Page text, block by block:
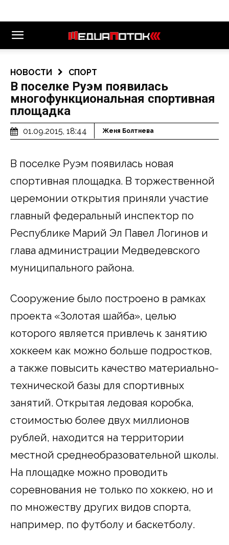
НОВОСТИ СПОРТ
В поселке Руэм появилась
многофункциональная спортивная
площадка
01.09.2015, 18:44 Женя Болтнева
В поселке Руэм появилась новая
спортивная площадка. В торжественной
церемонии открытия приняли участие
главный федеральный инспектор по
Республике Марий Эл Павел Логинов и
глава администрации Медведевского
муниципального района.
Сооружение было построено в рамках
проекта «Золотая шайба», целью
которого является привлечь к занятию
хоккеем как можно больше подростков,
а также повысить качество материально-
технической базы для спортивных
занятий. Открытая ледовая коробка,
стоимостью более двух миллионов
рублей, находится на территории
местной среднеобразовательной школы.
На площадке можно проводить
соревнования не только по хоккею, но и
по множеству других видов спорта,
например, по футболу и баскетболу.